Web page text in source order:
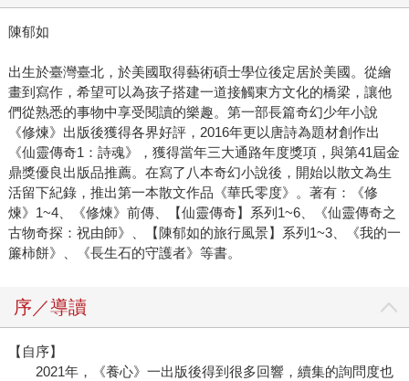
陳郁如
出生於臺灣臺北，於美國取得藝術碩士學位後定居於美國。從繪
畫到寫作，希望可以為孩子搭建一道接觸東方文化的橋梁，讓他
們從熟悉的事物中享受閱讀的樂趣。第一部長篇奇幻少年小說
《修煉》出版後獲得各界好評，2016年更以唐詩為題材創作出
《仙靈傳奇1：詩魂》，獲得當年三大通路年度獎項，與第41屆金
鼎獎優良出版品推薦。在寫了八本奇幻小說後，開始以散文為生
活留下紀錄，推出第一本散文作品《華氏零度》。著有：《修
煉》1~4、《修煉》前傳、【仙靈傳奇】系列1~6、《仙靈傳奇之
古物奇探：祝由師》、【陳郁如的旅行風景】系列1~3、《我的一
簾柿餅》、《長生石的守護者》等書。
序／導讀
【自序】
2021年，《養心》一出版後得到很多回響，續集的詢問度也